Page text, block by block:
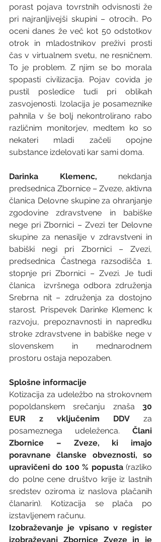
porast pojava tovrstnih odvisnosti že
pri najranljivejši skupini – otrocih.. Po
oceni danes že več kot 50 odstotkov
otrok in mladostnikov preživi prosti
čas v virtualnem svetu, ne resničnem.
To je problem. Z njim se bo morala
spopasti civilizacija. Pojav covida je
pustil posledice tudi pri oblikah
zasvojenosti. Izolacija je posameznike
pahnila v še bolj nekontrolirano rabo
različnim monitorjev, medtem ko so
nekateri mladi začeli opojne
substance izdelovati kar sami doma.
Darinka Klemenc, nekdanja
predsednica Zbornice – Zveze, aktivna
članica Delovne skupine za ohranjanje
zgodovine zdravstvene in babiške
nege pri Zbornici – Zvezi ter Delovne
skupine za nenasilje v zdravstveni in
babiški negi pri Zbornici – Zvezi,
predsednica Častnega razsodišča 1.
stopnje pri Zbornici – Zvezi. Je tudi
članica  izvršnega odbora združenja
Srebrna nit – združenja za dostojno
starost. Prispevek Darinke Klemenc k
razvoju, prepoznavnosti in napredku
stroke zdravstvene in babiške nege v
slovenskem in mednarodnem
prostoru ostaja nepozaben.
Splošne informacije
Kotizacija za udeležbo na strokovnem
popoldanskem srečanju znaša 30
EUR z vključenim DDV za
posameznega udeleženca. Člani
Zbornice – Zveze, ki imajo
poravnane članske obveznosti, so
upravičeni do 100 % popusta (razliko
do polne cene društvo krije iz lastnih
sredstev oziroma iz naslova plačanih
članarin). Kotizacija se plača po
izstavljenem računu.
Izobraževanje je vpisano v register
izobraževanj Zbornice Zveze in je